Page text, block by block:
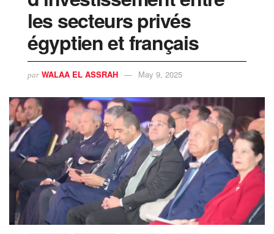
les secteurs privés
égyptien et français
par WALAA EL ASSRAH May 9, 2025